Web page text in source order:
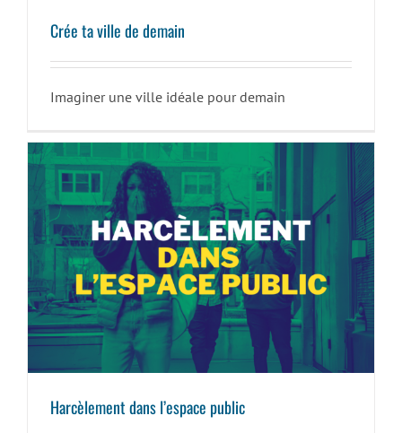
Crée ta ville de demain
Imaginer une ville idéale pour demain
Harcèlement dans l’espace public
Harcèlement dans l’espace public